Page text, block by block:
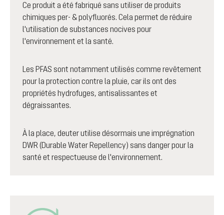
Ce produit a été fabriqué sans utiliser de produits
chimiques per- & polyfluorés. Cela permet de réduire
l'utilisation de substances nocives pour
l'environnement et la santé.
Les PFAS sont notamment utilisés comme revêtement
pour la protection contre la pluie, car ils ont des
propriétés hydrofuges, antisalissantes et
dégraissantes.
À la place, deuter utilise désormais une imprégnation
DWR (Durable Water Repellency) sans danger pour la
santé et respectueuse de l'environnement.